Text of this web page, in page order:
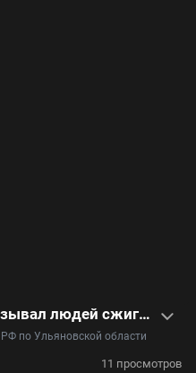
«Потомок» Николая II призывал людей сжигать паспорта. Теперь его судят. Видео
по Ульяновской области
11 просмотров